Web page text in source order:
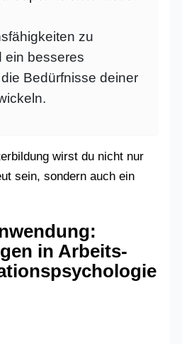
zu
ein besseres
Bedürfnisse deiner
wirst du nicht nur
sein, sondern auch ein
in Arbeits-